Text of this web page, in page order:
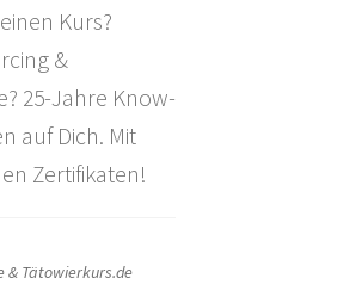
Kurs?
&
25-Jahre Know-
auf Dich. Mit
Zertifikaten!
& Tätowierkurs.de